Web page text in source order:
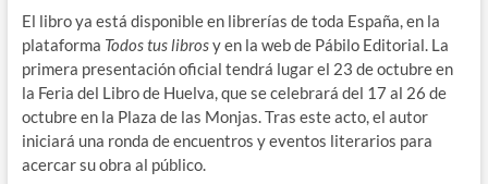
El libro ya está disponible en librerías de toda España, en la
plataforma Todos tus librosy en la web de Pábilo Editorial. La
primera presentación oficial tendrá lugar el 23 de octubre en
la Feria del Libro de Huelva, que se celebrará del 17 al 26 de
octubre en la Plaza de las Monjas. Tras este acto, el autor
iniciará una ronda de encuentros y eventos literarios para
acercar su obra al público.